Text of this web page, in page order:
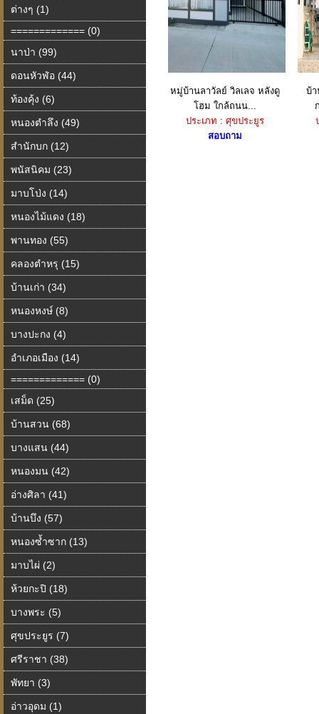
ต่างๆ (1)
============= (0)
นาป่า (99)
ดอนหัวฬ่อ (44)
ท้องคุ้ง (6)
หนองตำลึง (49)
สำนักบก (12)
พนัสนิคม (23)
มาบโป่ง (14)
หนองไม้แดง (18)
พานทอง (55)
คลองตำหรุ (15)
บ้านเก่า (34)
หนองหงษ์ (8)
บางปะกง (4)
อำเภอเมือง (14)
============= (0)
เสม็ด (25)
บ้านสวน (68)
บางแสน (44)
หนองมน (42)
อ่างศิลา (41)
บ้านบึง (57)
หนองซ้ำซาก (13)
มาบไผ่ (2)
ห้วยกะปิ (18)
บางพระ (5)
ศุขประยูร (7)
ศรีราชา (38)
พัทยา (3)
อ่าวอุดม (1)
หมู่บ้านลาวัลย์ วิลเลจ หลังดู
โฮม ใกล้ถนน...
ประเภท : ศุขประยูร
สอบถาม
บ้า